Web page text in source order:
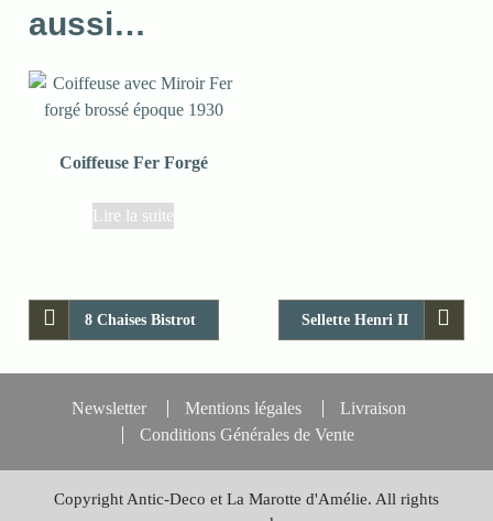
aussi…
Coiffeuse Fer Forgé
Lire la suite
8 Chaises Bistrot Sellette Henri II
Newsletter Mentions légales
Livraison
Conditions Générales de Vente
Copyright Antic-Deco et La Marotte d'Amélie. All rights